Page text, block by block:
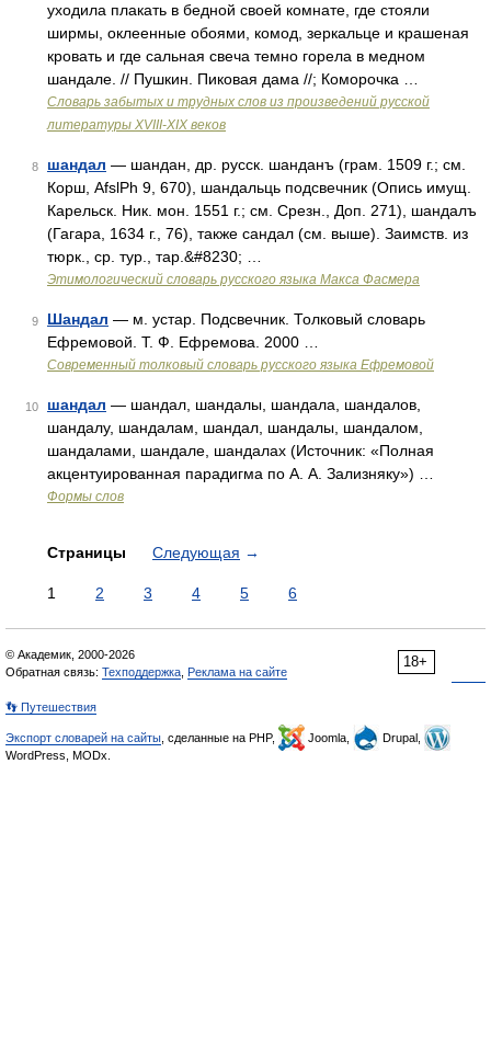
уходила плакать в бедной своей комнате, где стояли
ширмы, оклеенные обоями, комод, зеркальце и крашеная
кровать и где сальная свеча темно горела в медном
шандале. // Пушкин. Пиковая дама //; Коморочка …
Словарь забытых и трудных слов из произведений русской
литературы ХVIII-ХIХ веков
8 шандал — шандан, др. русск. шанданъ (грам. 1509 г.; см.
Корш, AfslPh 9, 670), шандальць подсвечник (Опись имущ.
Карельск. Ник. мон. 1551 г.; см. Срезн., Доп. 271), шандалъ
(Гагара, 1634 г., 76), также сандал (см. выше). Заимств. из
тюрк., ср. тур., тар.&#8230; …
Этимологический словарь русского языка Макса Фасмера
9 Шандал — м. устар. Подсвечник. Толковый словарь
Ефремовой. Т. Ф. Ефремова. 2000 …
Современный толковый словарь русского языка Ефремовой
10 шандал — шандал, шандалы, шандала, шандалов,
шандалу, шандалам, шандал, шандалы, шандалом,
шандалами, шандале, шандалах (Источник: «Полная
акцентуированная парадигма по А. А. Зализняку») …
Формы слов
Страницы Следующая →
1 2 3 4 5 6
18+
© Академик, 2000-2026
Обратная связь: Техподдержка Реклама на сайте
👣 Путешествия
Экспорт словарей на сайты , сделанные на PHP, Joomla,
Drupal,
WordPress, MODx.